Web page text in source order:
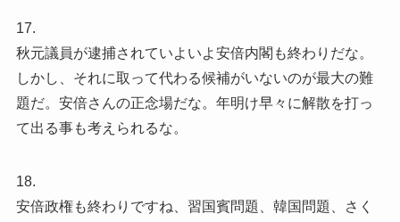
17.
秋元議員が逮捕されていよいよ安倍内閣も終わりだな。
しかし、それに取って代わる候補がいないのが最大の難
題だ。安倍さんの正念場だな。年明け早々に解散を打っ
て出る事も考えられるな。
18.
安倍政権も終わりですね、習国賓問題、韓国問題、さく